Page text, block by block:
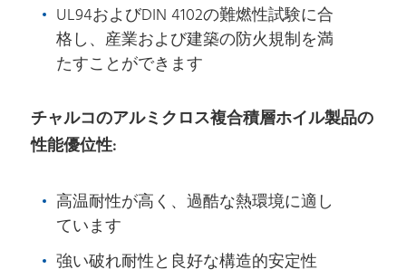
UL94およびDIN 4102の難燃性試験に合
格し、産業および建築の防火規制を満
たすことができます
チャルコのアルミクロス複合積層ホイル製品の
性能優位性:
高温耐性が高く、過酷な熱環境に適し
ています
強い破れ耐性と良好な構造的安定性